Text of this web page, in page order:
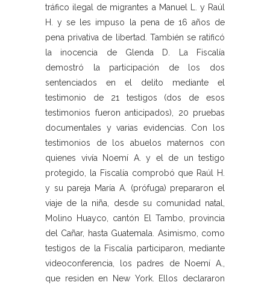
tráfico ilegal de migrantes a Manuel L. y Raúl
H. y se les impuso la pena de 16 años de
pena privativa de libertad. También se ratificó
la inocencia de Glenda D. La Fiscalía
demostró la participación de los dos
sentenciados en el delito mediante el
testimonio de 21 testigos (dos de esos
testimonios fueron anticipados), 20 pruebas
documentales y varias evidencias. Con los
testimonios de los abuelos maternos con
quienes vivía Noemí A. y el de un testigo
protegido, la Fiscalía comprobó que Raúl H.
y su pareja María A. (prófuga) prepararon el
viaje de la niña, desde su comunidad natal,
Molino Huayco, cantón El Tambo, provincia
del Cañar, hasta Guatemala. Asimismo, como
testigos de la Fiscalía participaron, mediante
videoconferencia, los padres de Noemí A.,
que residen en New York. Ellos declararon